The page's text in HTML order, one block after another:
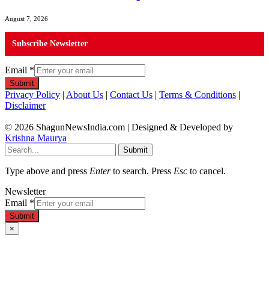
August 7, 2026
Subscribe Newsletter
Email *
Submit
Privacy Policy | About Us | Contact Us | Terms & Conditions |
Disclaimer
© 2026 ShagunNewsIndia.com | Designed & Developed by
Krishna Maurya
Submit
Type above and press Enterto search. Press Esc to cancel.
Newsletter
Email *
Submit
×